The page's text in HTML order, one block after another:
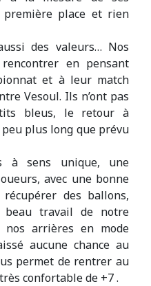
première place et rien
des valeurs… Nos
en pensant
et à leur match
Vesoul. Ils n’ont pas
bleus, le retour à
plus long que prévu
à sens unique, une
avec une bonne
des ballons,
travail de notre
nos arrières en mode
aucune chance au
permet de rentrer au
confortable de +7 .